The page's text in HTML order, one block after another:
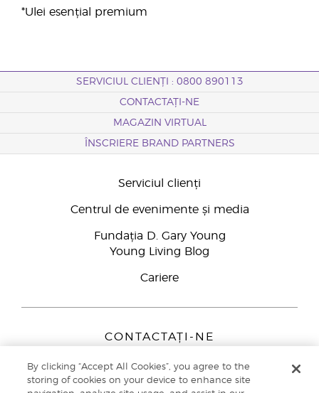
*Ulei esențial premium
SERVICIUL CLIENȚI : 0800 890113
CONTACTAȚI-NE
MAGAZIN VIRTUAL
ÎNSCRIERE BRAND PARTNERS
Serviciul clienți
Centrul de evenimente și media
Fundația D. Gary Young
Young Living Blog
Cariere
CONTACTAȚI-NE
Peizerweg 97
9727 AJ Groningen
By clicking “Accept All Cookies”, you agree to the
storing of cookies on your device to enhance site